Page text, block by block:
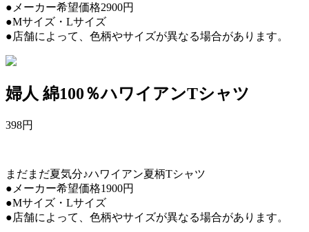
●メーカー希望価格2900円
●Mサイズ・Lサイズ
●店舗によって、色柄やサイズが異なる場合があります。
婦人 綿100％ハワイアンTシャツ
398円
まだまだ夏気分♪ハワイアン夏柄Tシャツ
●メーカー希望価格1900円
●Mサイズ・Lサイズ
●店舗によって、色柄やサイズが異なる場合があります。